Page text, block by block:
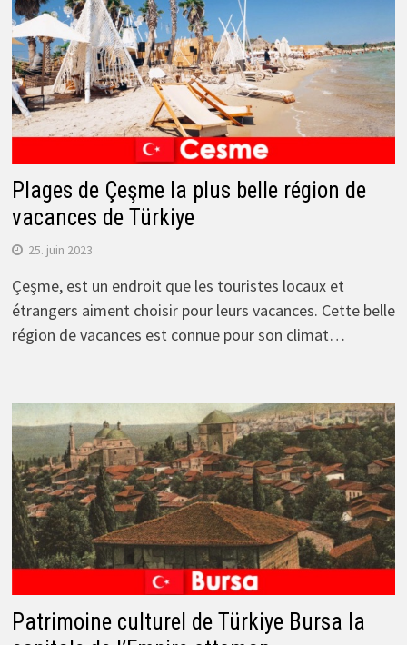
Plages de Çeşme la plus belle région de
vacances de Türkiye
25. juin 2023
Çeşme, est un endroit que les touristes locaux et
étrangers aiment choisir pour leurs vacances. Cette belle
région de vacances est connue pour son climat…
Patrimoine culturel de Türkiye Bursa la